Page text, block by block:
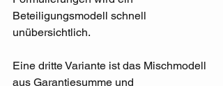
Beteiligungsmodell schnell
unübersichtlich.
Eine dritte Variante ist das Mischmodell
aus Garantiesumme und